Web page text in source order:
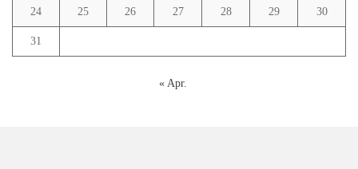
24 25 26 27 28 29 30
31
« Apr.